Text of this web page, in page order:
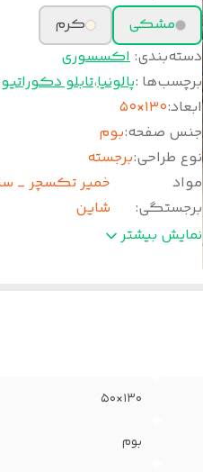
مشکی
کرم
دسته‌بندی: اکسسوری
برچسب‌ها :پالونیا،تابلو دکوراتیو
ابعاد:۱۳۰×۵۰
جنس صفحه:بوم
نوع طراحی:برجسته
مواد
برجستگی:
خمیر تکسچر _
شاین
جنس قاب:پروفیلنمایش بیشتر
۱۳۰×۵۰
بوم